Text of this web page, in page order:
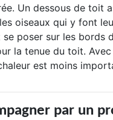
Un dessous de toit
oiseaux qui y font
se poser sur les bords
la tenue du toit.
est moins
par un